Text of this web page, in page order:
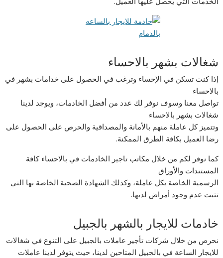
شغالات بشهر بالاحساء
إذا كنت تسكن في الإحساء وترغب في الحصول على خدامات بشهر في
بالاحساء
تواصل معنا وسوف نوفر لك عدد من أفضل الخادمات، ويوجد لدينا
شغالات بشهر بالاحساء
وتتميز كل عاملة منهم بالأمانة والمصداقية والحرص على الحصول على
رضا العميل بكافة الطرق الممكنة.
كما نوفر لكم من خلال مكاتب تاجير الخادمات في بالاحساء كافة
المستندات والأوراق
الرسمية الخاصة بكل عاملة، وكذلك الشهادة الصحية الخاصة بها التي
تثبت عدم وجود أمراض لديها.
خادمات للايجار بالشهر بالجبيل
نحرص من خلال شركات تأجير عاملات بالجبيل على التنوع في شغالات
للايجار الساعة في بالجبيل المتاحين لدينا، حيث يتوفر لدينا عاملات